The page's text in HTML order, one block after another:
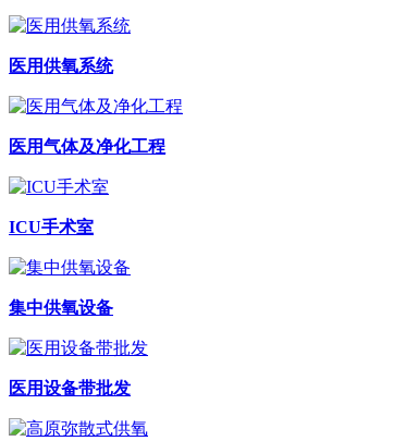
医用供氧系统
医用气体及净化工程
ICU手术室
集中供氧设备
医用设备带批发